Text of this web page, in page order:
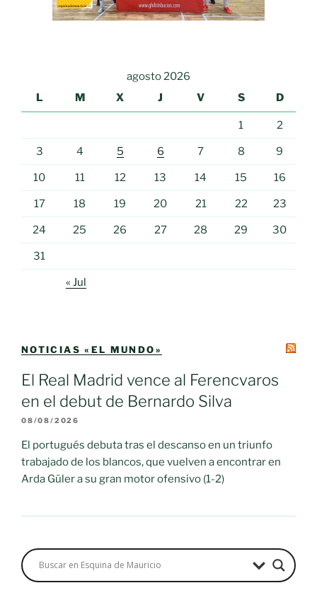
agosto 2026
L
M X J V S D
1 2
3 4 5 6 7 8 9
10 11 12 13 14 15 16
17 18 19 20 21 22 23
24 25 26 27 28 29 30
31
« Jul
NOTICIAS «EL MUNDO»
El Real Madrid vence al Ferencvaros
en el debut de Bernardo Silva
08/08/2026
El portugués debuta tras el descanso en un triunfo
trabajado de los blancos, que vuelven a encontrar en
Arda Güler a su gran motor ofensivo (1-2)